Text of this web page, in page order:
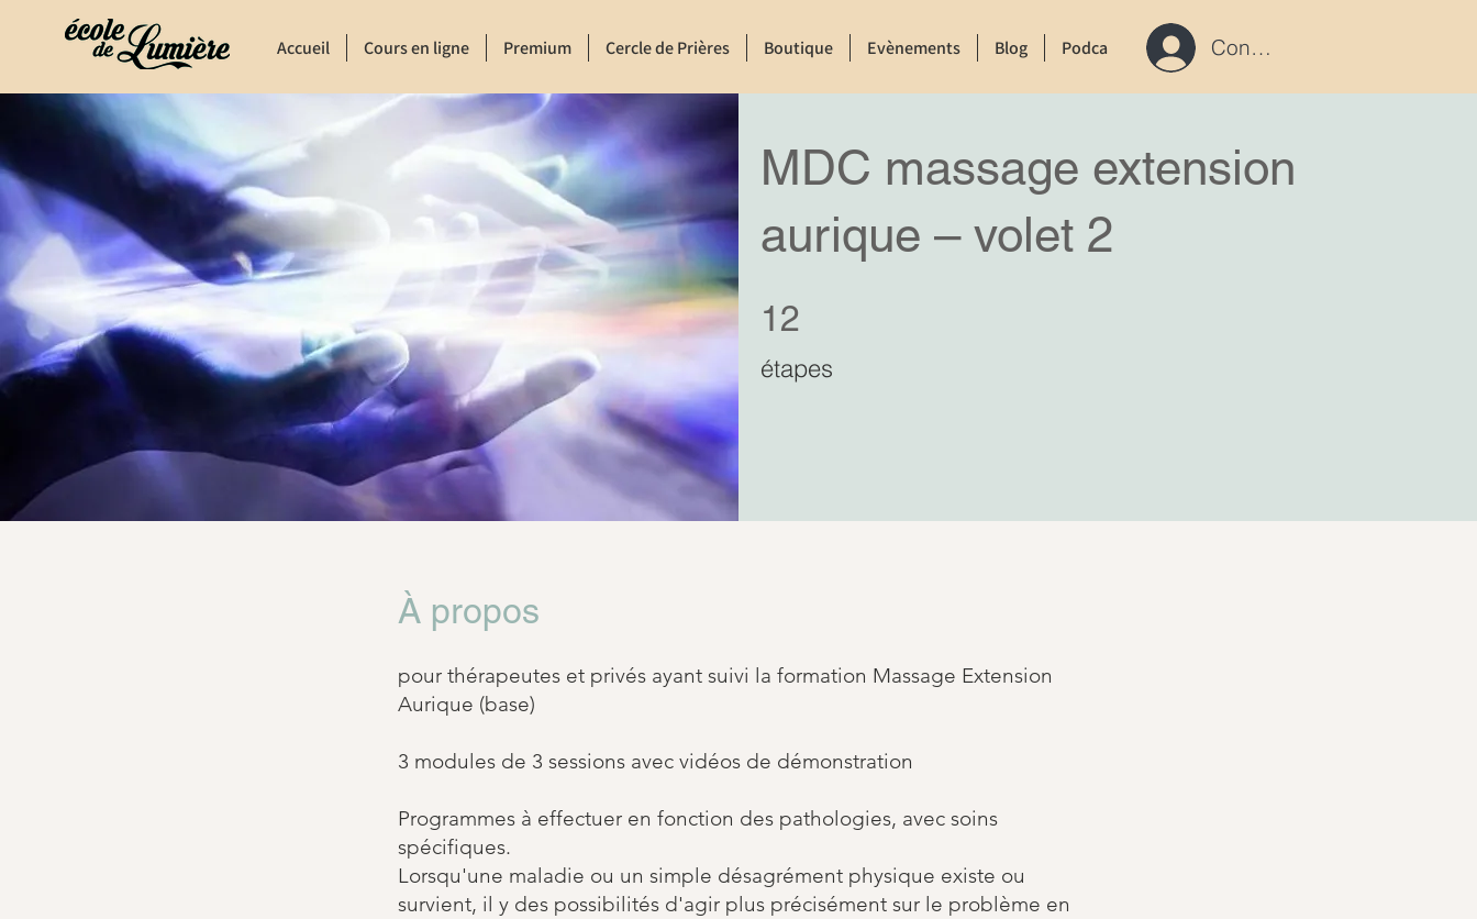
Accueil Cours en ligne Premium Cercle de Prières Boutique Evènements Blog Podcast ContactConnexion / S'inscrire
MDC massage extension
aurique – volet 2
12
étapes
À propos
pour thérapeutes et privés ayant suivi la formation Massage Extension
Aurique (base)
3 modules de 3 sessions avec vidéos de démonstration
Programmes à effectuer en fonction des pathologies, avec soins
spécifiques.
Lorsqu'une maladie ou un simple désagrément physique existe ou
survient, il y des possibilités d'agir plus précisément sur le problème en